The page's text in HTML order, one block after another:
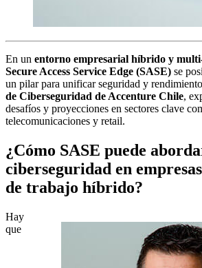
En un entorno empresarial híbrido y
Secure Access Service Edge (SASE) se
un pilar para unificar seguridad y
de Ciberseguridad de Accenture Chile,
desafíos y proyecciones en sectores clave
telecomunicaciones y retail.
¿Cómo SASE puede
ciberseguridad en
de trabajo híbrido?
Hay
que